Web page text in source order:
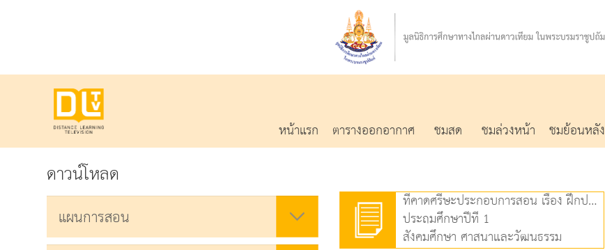
หน้าแรก ตารางออกอากาศ ชมสด ชมล่วงหน้า ชมย้อนหลัง
ดาวน์โหลด
ที่คาดศรีษะประกอบการสอน เรื่อง ฝึกปฏิบัติการวางแผนทางการเงิน (189.23 KB)
ประถมศึกษาปีที่ 1
สังคมศึกษา ศาสนาและวัฒนธรรม